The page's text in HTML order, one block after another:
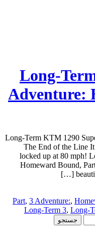
Long-
Adventure:
Long-Term KTM 1290
The End of the Line
locked up at 80 mph!
Homeward Bound,
, 3 Adventure:,
Long-Term 3, Long-